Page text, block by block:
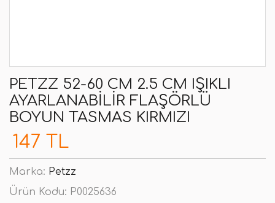
PETZZ 52-60 CM 2.5 CM IŞIKLI
AYARLANABILIR FLAŞÖRLÜ
BOYUN TASMAS KIRMIZI
147 TL
Marka: Petzz
Ürün Kodu: P0025636